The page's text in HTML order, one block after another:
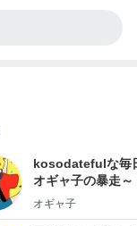
kosodatefulな毎
オギャ子の暴走～
オギャ子